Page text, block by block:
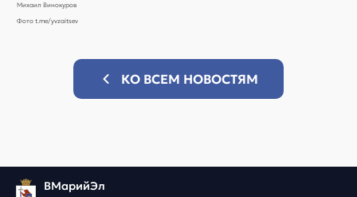
Михаил Винокуров
Фото t.me/yvzaitsev
КО ВСЕМ НОВОСТЯМ
ВМарийЭл